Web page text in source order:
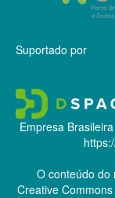
Suportado por
Empresa
O conteúdo do
Creative Commons